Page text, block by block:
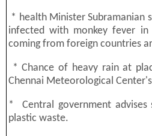
* health Minister Subramanian
infected with monkey fever in
coming from foreign countries
* Chance of heavy rain at
Chennai Meteorological
* Central government
plastic waste.